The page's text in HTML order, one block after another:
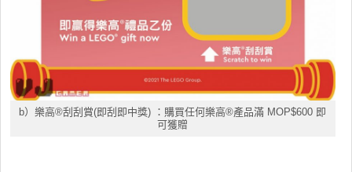
b）樂高®刮刮賞(即刮即中獎) ：購買任何樂高®產品滿 MOP$600 即
可獲贈